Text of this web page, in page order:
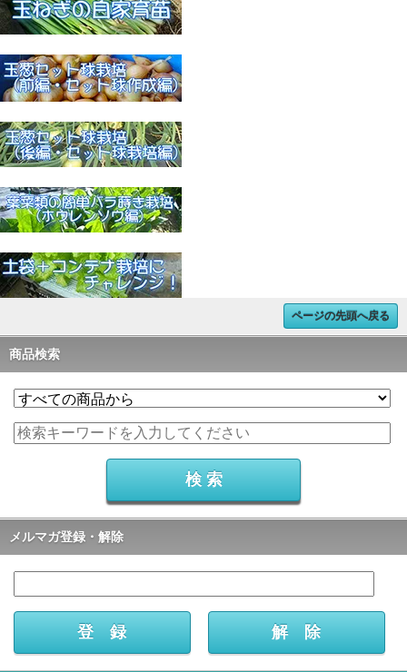
ページの先頭へ戻る
商品検索
メルマガ登録・解除